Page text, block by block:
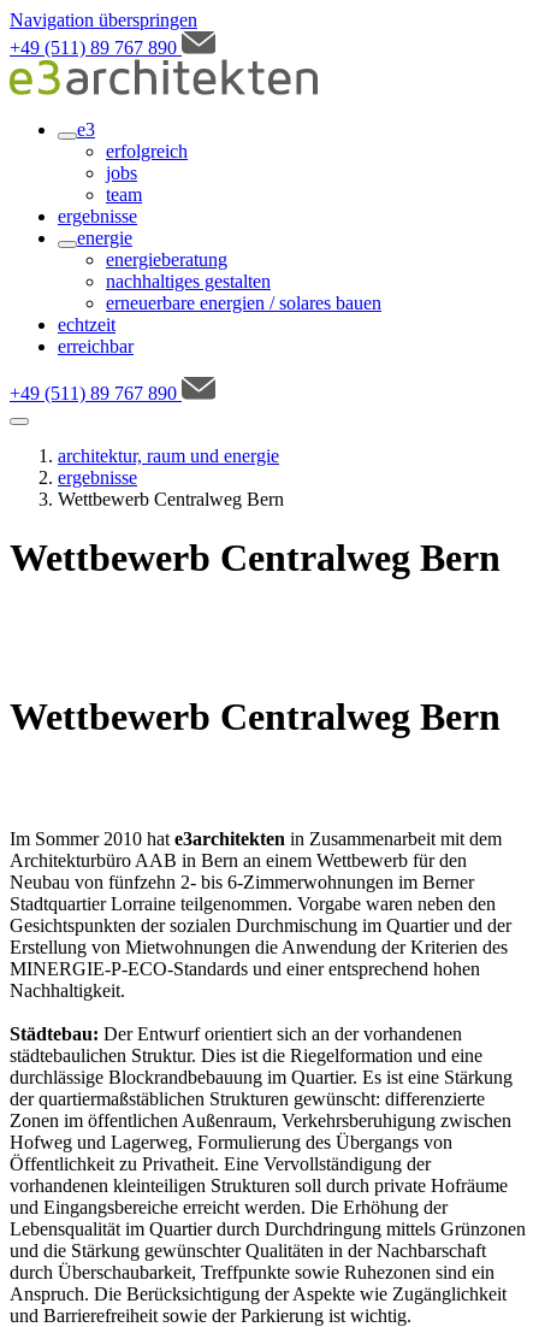
Navigation überspringen
+49 (511) 89 767 890
e3
erfolgreich
jobs
team
ergebnisse
energie
energieberatung
nachhaltiges gestalten
erneuerbare energien / solares bauen
echtzeit
erreichbar
+49 (511) 89 767 890
architektur, raum und energie
ergebnisse
Wettbewerb Centralweg Bern
Wettbewerb Centralweg Bern
Wettbewerb Centralweg Bern
Im Sommer 2010 hat e3architekten in Zusammenarbeit mit dem
Architekturbüro AAB in Bern an einem Wettbewerb für den
Neubau von fünfzehn 2- bis 6-Zimmerwohnungen im Berner
Stadtquartier Lorraine teilgenommen. Vorgabe waren neben den
Gesichtspunkten der sozialen Durchmischung im Quartier und der
Erstellung von Mietwohnungen die Anwendung der Kriterien des
MINERGIE-P-ECO-Standards und einer entsprechend hohen
Nachhaltigkeit.
Städtebau: Der Entwurf orientiert sich an der vorhandenen
städtebaulichen Struktur. Dies ist die Riegelformation und eine
durchlässige Blockrandbebauung im Quartier. Es ist eine Stärkung
der quartiermaßstäblichen Strukturen gewünscht: differenzierte
Zonen im öffentlichen Außenraum, Verkehrsberuhigung zwischen
Hofweg und Lagerweg, Formulierung des Übergangs von
Öffentlichkeit zu Privatheit. Eine Vervollständigung der
vorhandenen kleinteiligen Strukturen soll durch private Hofräume
und Eingangsbereiche erreicht werden. Die Erhöhung der
Lebensqualität im Quartier durch Durchdringung mittels Grünzonen
und die Stärkung gewünschter Qualitäten in der Nachbarschaft
durch Überschaubarkeit, Treffpunkte sowie Ruhezonen sind ein
Anspruch. Die Berücksichtigung der Aspekte wie Zugänglichkeit
und Barrierefreiheit sowie der Parkierung ist wichtig.